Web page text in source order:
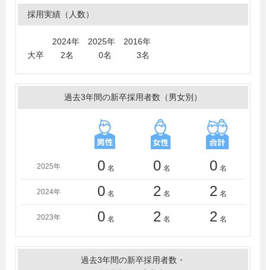
戸女子大学、佐賀大学、四国大学、芝浦工業大学、島根
大学、下関市立大学、周南公立大学、創価大学、崇城大
海大学、東京農業大学、東京理科大学、西日本工業大
大学、福岡工業大学、福山大学、文教大学、北陸学院大
芸大学、山口県立大学、山陽小野田市立山口東京理科大
学、立正大学、立命館大学、早稲田大学
＜短大・高専・専門学校＞
九州女子短期大学、兵庫大学短期大学部
採用実績（人数）
2024年 2025年 2016年
大卒 2名 0名 3名
過去3年間の新卒採用者数（男女別）
2025年 0 名 0 名 0 名
2024年 0 名 2 名 2 名
2023年 0 名 2 名 2 名
過去3年間の新卒採用者数・